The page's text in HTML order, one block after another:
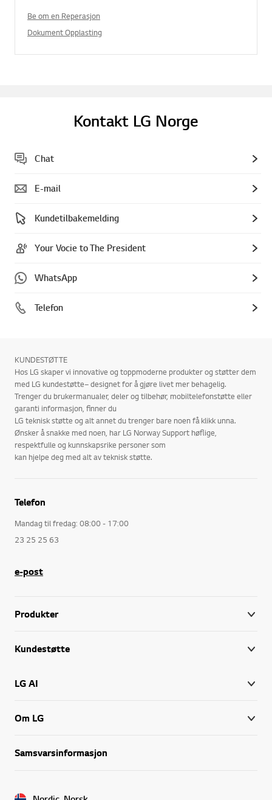
Be om en Reperasjon
Dokument Opplasting
Kontakt LG Norge
Chat
E-mail
Kundetilbakemelding
Your Vocie to The President
WhatsApp
Telefon
KUNDESTØTTE
Hos LG skaper vi innovative og toppmoderne produkter og støtter dem
med LG kundestøtte– designet for å gjøre livet mer behagelig.
Trenger du brukermanualer, deler og tilbehør, mobiltelefonstøtte eller
garanti informasjon, finner du
LG teknisk støtte og alt annet du trenger bare noen få klikk unna.
Ønsker å snakke med noen, har LG Norway Support høflige,
respektfulle og kunnskapsrike personer som
kan hjelpe deg med alt av teknisk støtte.
Telefon
Mandag til fredag: 08:00 - 17:00
23 25 25 63
e-post
Produkter
Kundestøtte
LG AI
Om LG
Samsvarsinformasjon